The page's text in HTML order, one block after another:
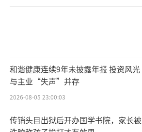
和谐健康连续9年未披露年报 投资风光
与主业“失声”并存
2026-08-05 23:00:03
传销头目出狱后开办国学书院，家长被